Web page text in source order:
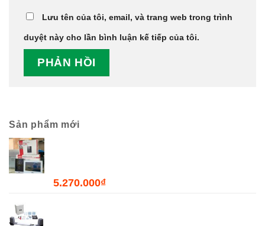
Lưu tên của tôi, email, và trang web trong trình
duyệt này cho lần bình luận kế tiếp của tôi.
Sản phẩm mới
5.270.000₫